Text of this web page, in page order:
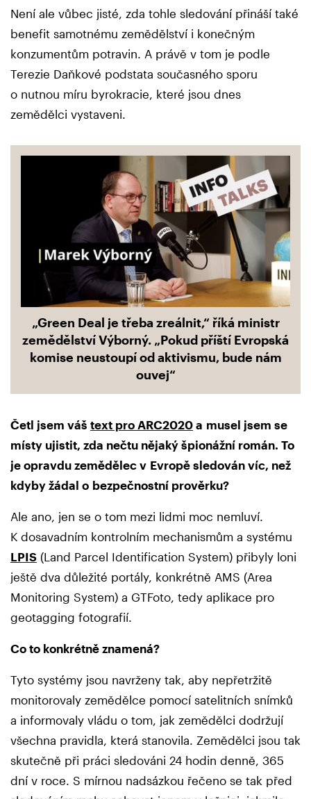
Není ale vůbec jisté, zda tohle sledování přináší také
benefit samotnému zemědělství i konečným
konzumentům potravin. A právě v tom je podle
Terezie Daňkové podstata současného sporu
o nutnou míru byrokracie, které jsou dnes
zemědělci vystaveni.
„Green Deal je třeba zreálnit,“ říká ministr
zemědělství Výborný. „Pokud příští Evropská
komise neustoupí od aktivismu, bude nám
ouvej“
Četl jsem váš text pro ARC2020 a musel jsem se
místy ujistit, zda nečtu nějaký špionážní román. To
je opravdu zemědělec v Evropě sledován víc, než
kdyby žádal o bezpečnostní prověrku?
Ale ano, jen se o tom mezi lidmi moc nemluví.
K dosavadním kontrolním mechanismům a systému
LPIS (Land Parcel Identification System) přibyly loni
ještě dva důležité portály, konkrétně AMS (Area
Monitoring System) a GTFoto, tedy aplikace pro
geotagging fotografií.
Co to konkrétně znamená?
Tyto systémy jsou navrženy tak, aby nepřetržitě
monitorovaly zemědělce pomocí satelitních snímků
a informovaly vládu o tom, jak zemědělci dodržují
všechna pravidla, která stanovila. Zemědělci jsou tak
skutečně při práci sledováni 24 hodin denně, 365
dní v roce. S mírnou nadsázkou řečeno se tak před